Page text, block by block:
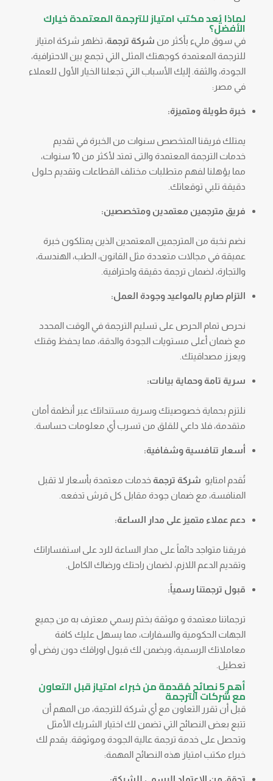
لماذا يُعد مكتب امتياز للترجمة المعتمدة خيارك
الأفضل؟
في سوق مليء بأكثر من شركة ترجمة، تظهر شركة امتياز
للترجمة المعتمدة كوجهتك المثلى التي تجمع بين الاحترافية،
الجودة، والثقة. إليك الأسباب التي تجعلنا الخيار الأول للعملاء
في مصر:
خبرة طويلة ومتميزة:
يمتلك فريقنا المتخصص سنوات من الخبرة في تقديم
خدمات الترجمة المعتمدة والتى تمتد لأكثر من 10 سنوات،
مما يؤهلنا لفهم متطلبات مختلف القطاعات وتقديم حلول
دقيقة تلبي توقعاتك.
فريق مترجمين معتمدين ومتخصصين:
نضم نخبة من المترجمين المعتمدين الذين يمتلكون خبرة
عميقة في مجالات متعددة مثل القانون، الطب، الهندسة،
والتجارة، لضمان ترجمة دقيقة واحترافية.
التزام صارم بالمواعيد وجودة العمل:
نحرص تمام الحرص على تسليم الترجمة في الوقت المحدد
مع ضمان أعلى مستويات الجودة والدقة، مما يحفظ وقتك
ويعزز مصداقيتك.
سرية تامة وحماية بيانات:
نلتزم بحماية خصوصيتك وسرية مستنداتك عبر أنظمة أمان
متقدمة، فلا داعي للقلق من تسرب أي معلومات حساسة.
أسعار تنافسية وشفافية:
تُقدم امتايو شركة ترجمة خدمات معتمدة بأسعار لا تقبل
المنافسة، مع ضمان جودة مقابل كل قرش تدفعه.
دعم عملاء متميز على مدار الساعة:
فريقنا متواجد دائماً على مدار الساعة للرد على استفساراتك
وتقديم الدعم اللازم، لضمان راحتك ورضاك الكامل.
قبول ترجمتنا رسمياً:
ترجماتنا معتمدة و موثقة بختم رسمي معترف به من جميع
الجهات الحكومية والسفارات، مما يسهل عليك كافة
معاملاتك الرسمية، ويضمن لك قبول اوراقك دون رفض أو
تعطيل.
أهم 5 نصائح مُقدمة من خبراء امتياز قبل التعاون
مع شركات الترجمة
قبل أن تقرر التعاون مع أي شركة للترجمة، من المهم أن
تتبع بعض النصائح التي تضمن لك اختيار الشريك الأمثل
وتحصل على خدمة ترجمة عالية الجودة وموثوقة. يقدم لك
خبراء مكتب امتياز هذه النصائح المهمة:
تحقق من الاعتماد الرسمي للشركة: